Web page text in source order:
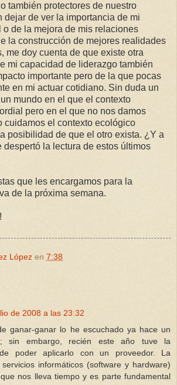
también protectores de nuestro
dejar de ver la importancia de mi
de la mejora de mis relaciones
la construcción de mejores realidades
me doy cuenta de que existe otra
mi capacidad de liderazgo también
importante pero de la que pocas
en mi actuar cotidiano. Sin duda un
mundo en el que el contexto
pero en el que no nos damos
cuidamos el contexto ecológico
posibilidad de que el otro exista. ¿Y a
despertó la lectura de estos últimos
que les encargamos para la
de la próxima semana.
López en 7:38
de 2008 a las 23:32
ganar-ganar lo he escuchado ya hace un
sin embargo, recién este año tuve la
poder aplicarlo con un proveedor. La
informáticos (software y hardware)
nos lleva tiempo y es parte fundamental